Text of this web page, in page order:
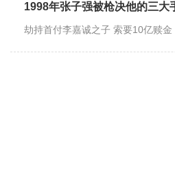
1998年张子强被枪决他的三大
劫持首付李嘉诚之子 索要10亿赎